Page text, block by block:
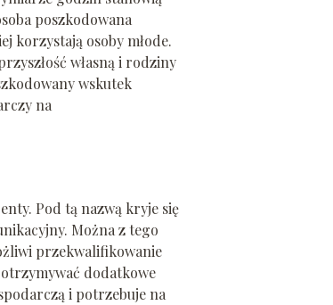
poszkodowana
korzystają osoby młode.
własną i rodziny
wskutek
na
Pod tą nazwą kryje się
Można z tego
przekwalifikowanie
dodatkowe
i potrzebuje na